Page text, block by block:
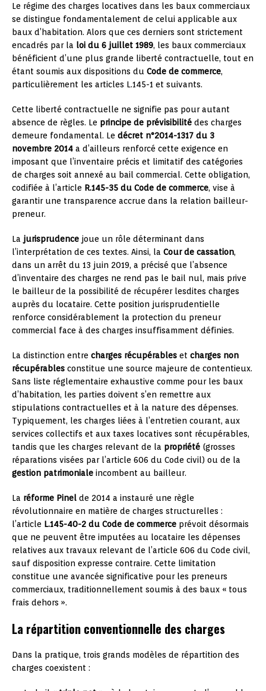
Le régime des charges locatives dans les baux commerciaux
se distingue fondamentalement de celui applicable aux
baux d’habitation. Alors que ces derniers sont strictement
encadrés par la loi du 6 juillet 1989, les baux commerciaux
bénéficient d’une plus grande liberté contractuelle, tout en
étant soumis aux dispositions du Code de commerce,
particulièrement les articles L.145-1 et suivants.
Cette liberté contractuelle ne signifie pas pour autant
absence de règles. Le principe de prévisibilité des charges
demeure fondamental. Le décret n°2014-1317 du 3
novembre 2014 a d’ailleurs renforcé cette exigence en
imposant que l’inventaire précis et limitatif des catégories
de charges soit annexé au bail commercial. Cette obligation,
codifiée à l’article R.145-35 du Code de commerce, vise à
garantir une transparence accrue dans la relation bailleur-
preneur.
La jurisprudence joue un rôle déterminant dans
l’interprétation de ces textes. Ainsi, la Cour de cassation,
dans un arrêt du 13 juin 2019, a précisé que l’absence
d’inventaire des charges ne rend pas le bail nul, mais prive
le bailleur de la possibilité de récupérer lesdites charges
auprès du locataire. Cette position jurisprudentielle
renforce considérablement la protection du preneur
commercial face à des charges insuffisamment définies.
La distinction entre charges récupérables et charges non
récupérables constitue une source majeure de contentieux.
Sans liste réglementaire exhaustive comme pour les baux
d’habitation, les parties doivent s’en remettre aux
stipulations contractuelles et à la nature des dépenses.
Typiquement, les charges liées à l’entretien courant, aux
services collectifs et aux taxes locatives sont récupérables,
tandis que les charges relevant de la propriété (grosses
réparations visées par l’article 606 du Code civil) ou de la
gestion patrimoniale incombent au bailleur.
La réforme Pinel de 2014 a instauré une règle
révolutionnaire en matière de charges structurelles :
l’article L.145-40-2 du Code de commerce prévoit désormais
que ne peuvent être imputées au locataire les dépenses
relatives aux travaux relevant de l’article 606 du Code civil,
sauf disposition expresse contraire. Cette limitation
constitue une avancée significative pour les preneurs
commerciaux, traditionnellement soumis à des baux « tous
frais dehors ».
La répartition conventionnelle des charges
Dans la pratique, trois grands modèles de répartition des
charges coexistent :